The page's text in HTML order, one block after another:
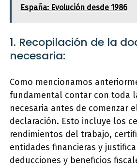
España: Evolución desde 1986
1. Recopilación de la
necesaria:
Como mencionamos
fundamental contar con toda
necesaria antes de comenzar
declaración. Esto incluye los
rendimientos del trabajo,
entidades financieras y
deducciones y beneficios